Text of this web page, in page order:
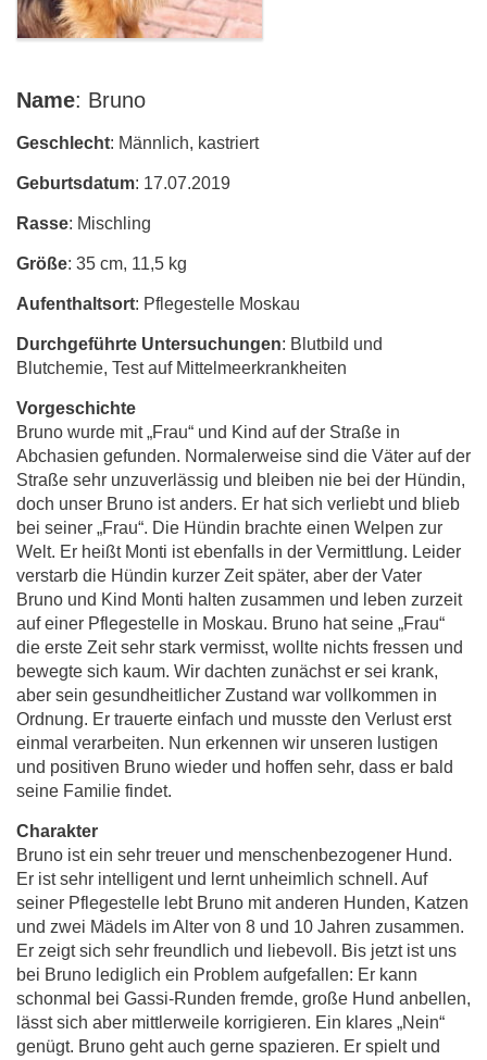
Name: Bruno
Geschlecht: Männlich, kastriert
Geburtsdatum: 17.07.2019
Rasse: Mischling
Größe: 35 cm, 11,5 kg
Aufenthaltsort: Pflegestelle Moskau
Durchgeführte Untersuchungen: Blutbild und
Blutchemie, Test auf Mittelmeerkrankheiten
Vorgeschichte
Bruno wurde mit „Frau“ und Kind auf der Straße in
Abchasien gefunden. Normalerweise sind die Väter auf der
Straße sehr unzuverlässig und bleiben nie bei der Hündin,
doch unser Bruno ist anders. Er hat sich verliebt und blieb
bei seiner „Frau“. Die Hündin brachte einen Welpen zur
Welt. Er heißt Monti ist ebenfalls in der Vermittlung. Leider
verstarb die Hündin kurzer Zeit später, aber der Vater
Bruno und Kind Monti halten zusammen und leben zurzeit
auf einer Pflegestelle in Moskau. Bruno hat seine „Frau“
die erste Zeit sehr stark vermisst, wollte nichts fressen und
bewegte sich kaum. Wir dachten zunächst er sei krank,
aber sein gesundheitlicher Zustand war vollkommen in
Ordnung. Er trauerte einfach und musste den Verlust erst
einmal verarbeiten. Nun erkennen wir unseren lustigen
und positiven Bruno wieder und hoffen sehr, dass er bald
seine Familie findet.
Charakter
Bruno ist ein sehr treuer und menschenbezogener Hund.
Er ist sehr intelligent und lernt unheimlich schnell. Auf
seiner Pflegestelle lebt Bruno mit anderen Hunden, Katzen
und zwei Mädels im Alter von 8 und 10 Jahren zusammen.
Er zeigt sich sehr freundlich und liebevoll. Bis jetzt ist uns
bei Bruno lediglich ein Problem aufgefallen: Er kann
schonmal bei Gassi-Runden fremde, große Hund anbellen,
lässt sich aber mittlerweile korrigieren. Ein klares „Nein“
genügt. Bruno geht auch gerne spazieren. Er spielt und